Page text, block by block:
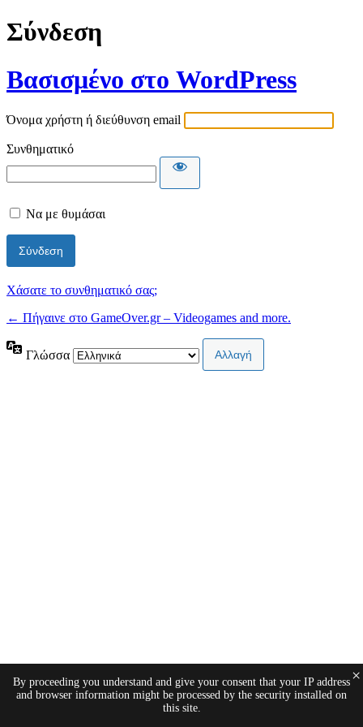
Σύνδεση
Βασισμένο στο WordPress
Όνομα χρήστη ή διεύθυνση email
Συνθηματικό
Να με θυμάσαι
Χάσατε το συνθηματικό σας;
← Πήγαινε στο GameOver.gr – Videogames and more.
Γλώσσα
By proceeding you understand and give your consent that your IP address
and browser information might be processed by the security installed on
this site.
×